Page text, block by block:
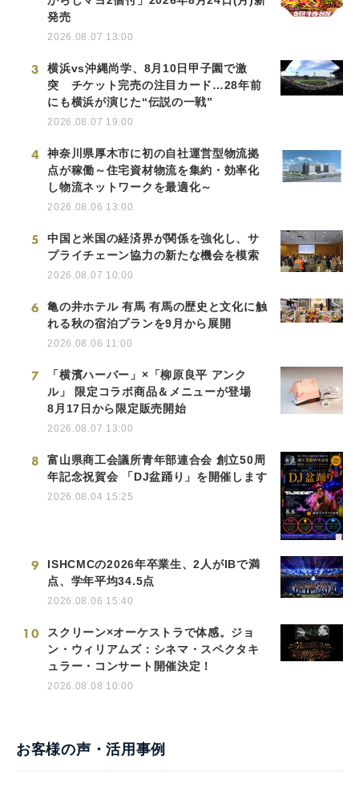
発売
2026.08.07 13:00
3
横浜vs沖縄尚学、8月10日甲子園で激
突 チケット完売の注目カード…28年前
にも横浜が演じた“伝説の一戦”
2026.08.07 19:00
4
神奈川県厚木市に初の自社運営型物流拠
点が稼働～住宅資材物流を集約・効率化
し物流ネットワークを最適化～
2026.08.06 13:00
5
中国と米国の経済界が関係を強化し、サ
プライチェーン協力の新たな機会を模索
2026.08.07 10:00
6
亀の井ホテル 有馬 有馬の歴史と文化に触
れる秋の宿泊プランを9月から展開
2026.08.06 11:00
7
「横濱ハーバー」×「柳原良平 アンク
ル」 限定コラボ商品＆メニューが登場
8月17日から限定販売開始
2026.08.07 13:00
8
富山県商工会議所青年部連合会 創立50周
年記念祝賀会 「DJ盆踊り」を開催します
2026.08.04 15:25
9
ISHCMCの2026年卒業生、2人がIBで満
点、学年平均34.5点
2026.08.06 15:40
10
スクリーン×オーケストラで体感。ジョ
ン・ウィリアムズ：シネマ・スペクタキ
ュラー・コンサート開催決定！
2026.08.08 10:00
お客様の声・活用事例